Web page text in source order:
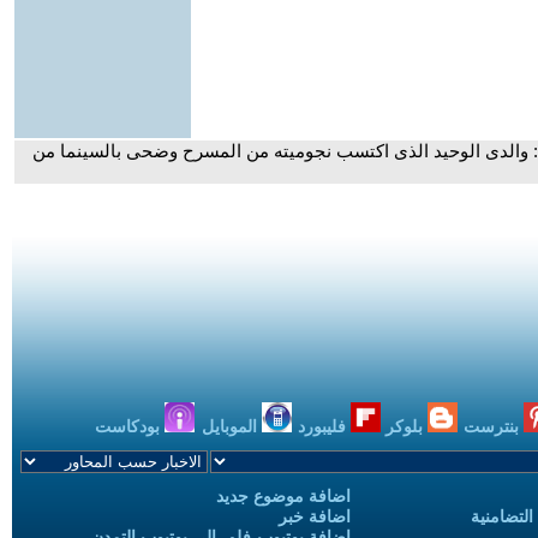
الوحيد الذى اكتسب نجوميته من المسرح وضحى بالسينما من
بنترست بلوكر فليبورد الموبايل بودكاست
اضافة موضوع جديد
اضافة خبر